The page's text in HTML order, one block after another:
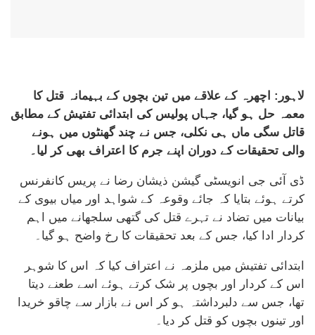
لاہور: اچھرہ کے علاقے میں تین بچوں کے بہیمانہ قتل کا
معمہ حل ہو گیا، جہاں پولیس کی ابتدائی تفتیش کے مطابق
قاتل سگی ماں ہی نکلی، جس نے چند گھنٹوں میں ہونے
والی تحقیقات کے دوران اپنے جرم کا اعتراف بھی کر لیا۔
ڈی آئی جی انویسٹی گیشن ذیشان رضا نے پریس کانفرنس
کرتے ہوئے بتایا کہ جائے وقوعہ کے شواہد اور میاں بیوی کے
بیانات میں تضاد نے تہرے قتل کی گتھی سلجھانے میں اہم
کردار ادا کیا، جس کے بعد تحقیقات کا رخ واضح ہو گیا۔
ابتدائی تفتیش میں ملزمہ نے اعتراف کیا کہ اس کا شوہر
اس کے کردار اور بچوں پر شک کرتے ہوئے اسے طعنے دیتا
تھا، جس سے دلبرداشتہ ہو کر اس نے بازار سے چاقو خریدا
اور تینوں بچوں کو قتل کر دیا۔